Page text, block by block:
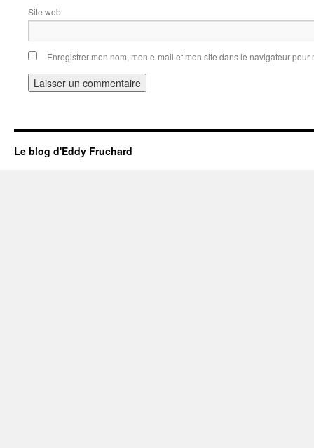
Site web
Enregistrer mon nom, mon e-mail et mon site dans le navigateur
Le blog d'Eddy Fruchard